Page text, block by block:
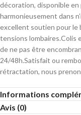
décoration, disponible
harmonieusement dans
excellent soutien pour le
tensions lombaires.Colis
de ne pas être
24/48h.Satisfait ou
rétractation, nous
Informations
Avis (0)